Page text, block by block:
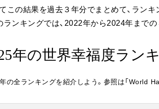
この結果を過去３年分でまとめて、ランキ
ランキングでは、2022年から2024年まで
年の世界幸福度ラン
の全ランキングを紹介しよう。参照は「World